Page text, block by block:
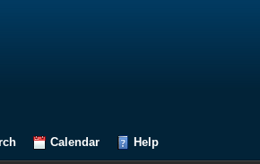
Calendar Help